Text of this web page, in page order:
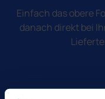
Einfach das obere
danach direkt bei